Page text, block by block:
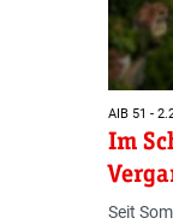
AIB 51 -
Im
Seit